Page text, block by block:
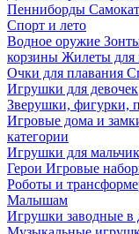
Пенниборды
Спорт и лето
Водное оружие
корзины Жилеты для
Очки для плавания
Игрушки для девочек
Зверушки, фигурки,
Игровые дома и
категории
Игрушки для
Герои Игровые
Роботы и
Малышам
Игрушки заводные в